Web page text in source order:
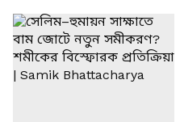
চত্বরে তাণ্ডব